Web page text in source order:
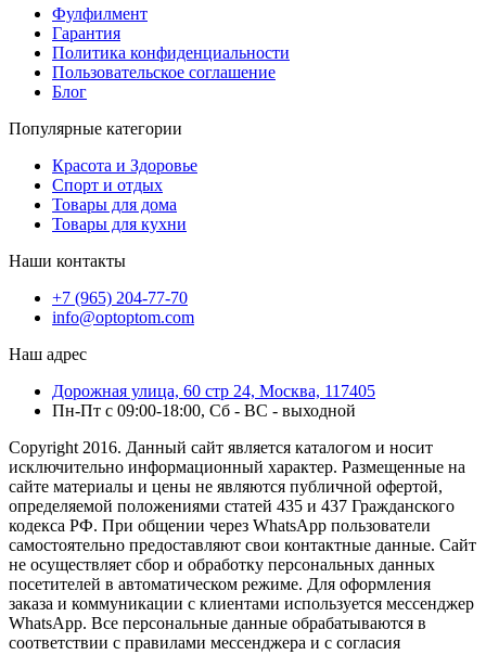
Фулфилмент
Гарантия
Политика конфиденциальности
Пользовательское соглашение
Блог
Популярные категории
Красота и Здоровье
Спорт и отдых
Товары для дома
Товары для кухни
Наши контакты
+7 (965) 204-77-70
info@optoptom.com
Наш адрес
Дорожная улица, 60 стр 24, Москва, 117405
Пн-Пт с 09:00-18:00, Сб - ВС - выходной
Copyright 2016. Данный сайт является каталогом и носит
исключительно информационный характер. Размещенные на
сайте материалы и цены не являются публичной офертой,
определяемой положениями статей 435 и 437 Гражданского
кодекса РФ. При общении через WhatsApp пользователи
самостоятельно предоставляют свои контактные данные. Сайт
не осуществляет сбор и обработку персональных данных
посетителей в автоматическом режиме. Для оформления
заказа и коммуникации с клиентами используется мессенджер
WhatsApp. Все персональные данные обрабатываются в
соответствии с правилами мессенджера и с согласия